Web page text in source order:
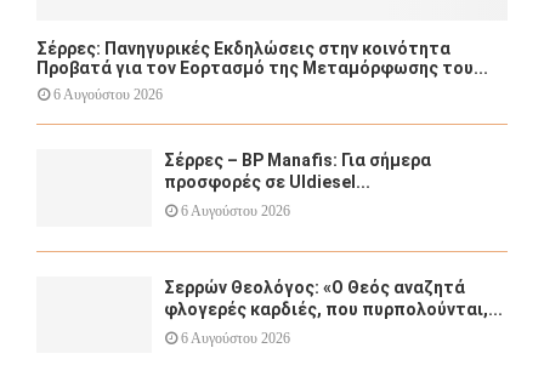
Σέρρες: Πανηγυρικές Εκδηλώσεις στην κοινότητα
Προβατά για τον Εορτασμό της Μεταμόρφωσης του...
6 Αυγούστου 2026
Σέρρες – BP Manafis: Για σήμερα
προσφορές σε Uldiesel...
6 Αυγούστου 2026
Σερρών Θεολόγος: «Ο Θεός αναζητά
φλογερές καρδιές, που πυρπολούνται,...
6 Αυγούστου 2026